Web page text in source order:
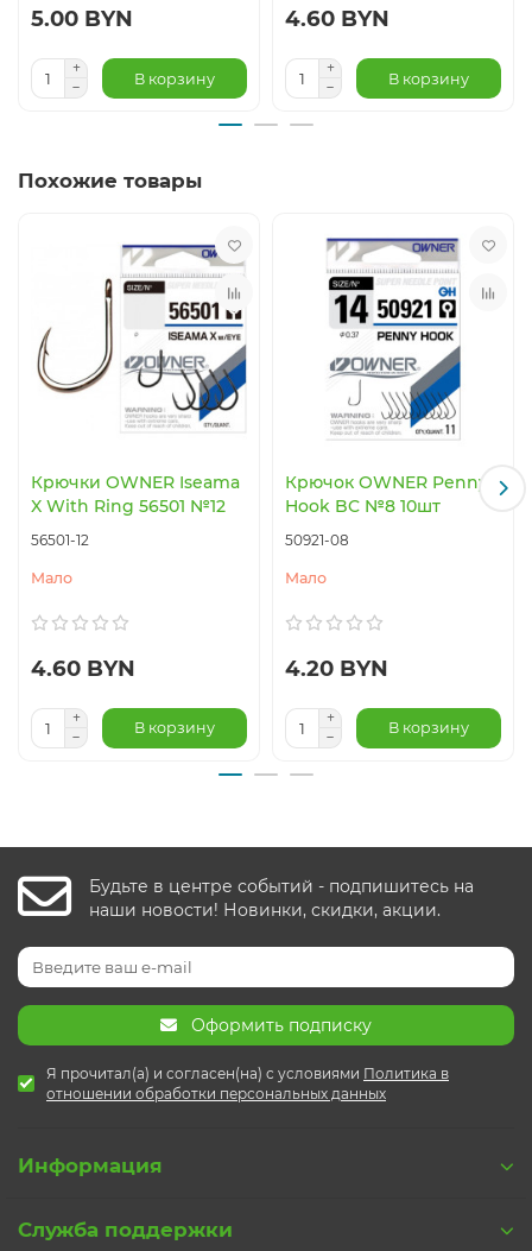
5.00 BYN
В корзину
4.60 BYN
В корзину
Похожие товары
Крючки OWNER Iseama
X With Ring 56501 №12
56501-12
Мало
4.60 BYN
В корзину
Крючок OWNER Penny
Hook BC №8 10шт
50921-08
Мало
4.20 BYN
В корзину
Будьте в центре событий - подпишитесь на
наши новости! Новинки, скидки, акции.
Оформить подписку
Я прочитал(а) и согласен(на) с условиями Политика в
отношении обработки персональных данных
Информация
Служба поддержки